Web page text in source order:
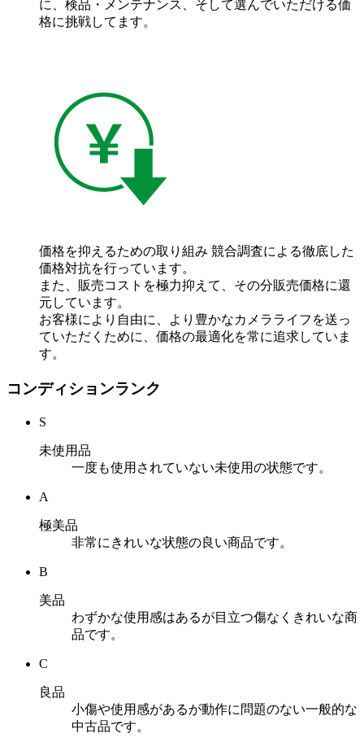
に、検品・メンテナンス、そして選んでいただける価
格に挑戦してます。
価格を抑えるための取り組み 競合調査による徹底した
価格対抗を行っています。
また、販売コストを極力抑えて、その分販売価格に還
元しています。
お客様により自由に、より豊かなカメラライフを送っ
ていただくために、価格の最適化を常に追求していま
す。
コンディションランク
S
未使用品
一度も使用されていない未使用の状態です。
A
極美品
非常にきれいな状態の良い商品です。
B
美品
わずかな使用感はあるが目立つ傷なくきれいな商
品です。
C
良品
小傷や使用感があるが動作に問題のない一般的な
中古品です。